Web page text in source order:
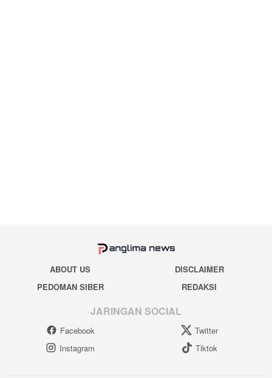
ABOUT US
DISCLAIMER
PEDOMAN SIBER
REDAKSI
JARINGAN SOCIAL
Facebook
Twitter
Instagram
Tiktok